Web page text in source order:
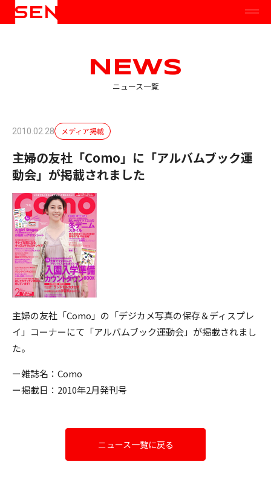
NEWS
ニュース一覧
2010.02.28 メディア掲載
主婦の友社「Como」に「アルバムブック運
動会」が掲載されました
主婦の友社「Como」の「デジカメ写真の保存＆ディスプレ
イ」コーナーにて「アルバムブック運動会」が掲載されまし
た。
ー雑誌名：Como
ー掲載日：2010年2月発刊号
ニュース一覧に戻る